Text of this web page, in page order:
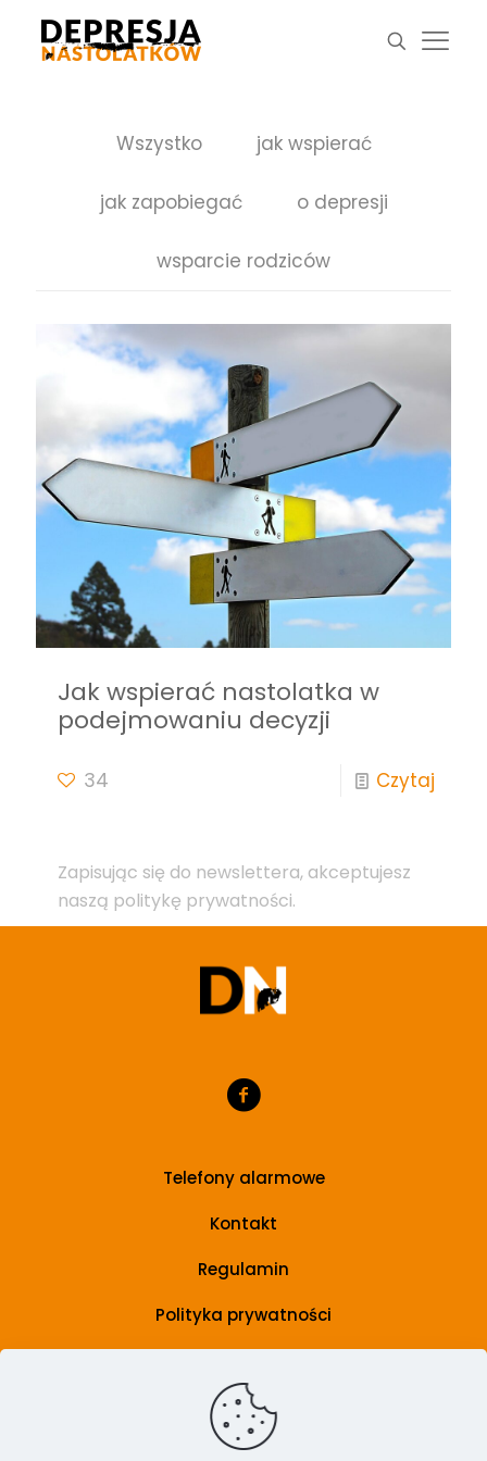
Wszystko jak wspierać
jak zapobiegać o depresji
wsparcie rodziców
Jak wspierać nastolatka w
podejmowaniu decyzji
34 Czytaj
Zapisując się do newslettera, akceptujesz
naszą politykę prywatności.
Telefony alarmowe
Kontakt
Regulamin
Polityka prywatności
Grupa wsparcia
Artykuły